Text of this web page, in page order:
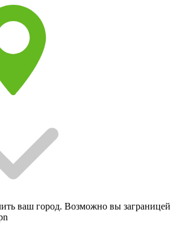
ваш город. Возможно вы заграницей